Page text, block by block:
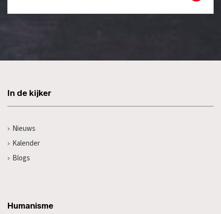
In de kijker
Nieuws
Kalender
Blogs
Humanisme